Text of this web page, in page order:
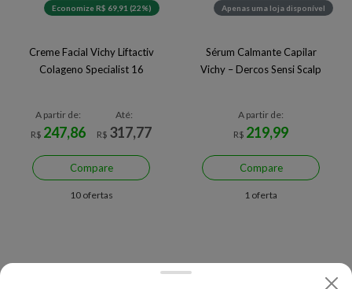
Economize R$ 69,91 (22%)
Creme Facial Vichy Liftactiv
Colageno Specialist 16
A partir de:
R$ 247,86
Até:
R$ 317,77
Compare
10 ofertas
Apenas uma loja disponível
Sérum Calmante Capilar
Vichy – Dercos Sensi Scalp
A partir de:
R$ 219,99
Compare
1 oferta